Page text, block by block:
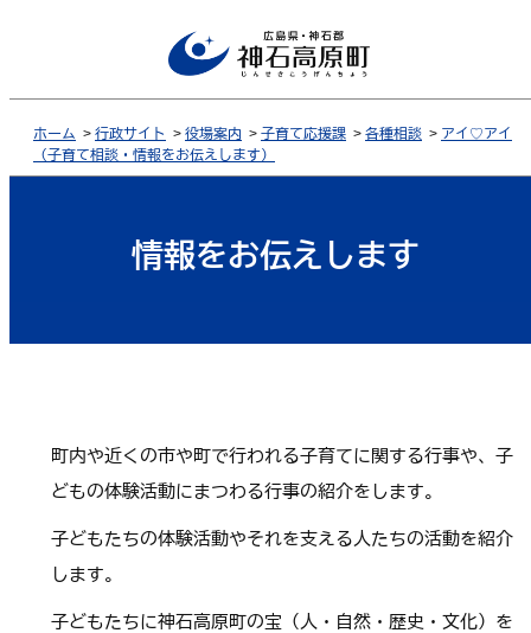
ホーム > 行政サイト > 役場案内 > 子育て応援課 > 各種相談 > アイ♡アイ
（子育て相談・情報をお伝えします）
情報をお伝えします
町内や近くの市や町で行われる子育てに関する行事や、子
どもの体験活動にまつわる行事の紹介をします。
子どもたちの体験活動やそれを支える人たちの活動を紹介
します。
子どもたちに神石高原町の宝（人・自然・歴史・文化）を